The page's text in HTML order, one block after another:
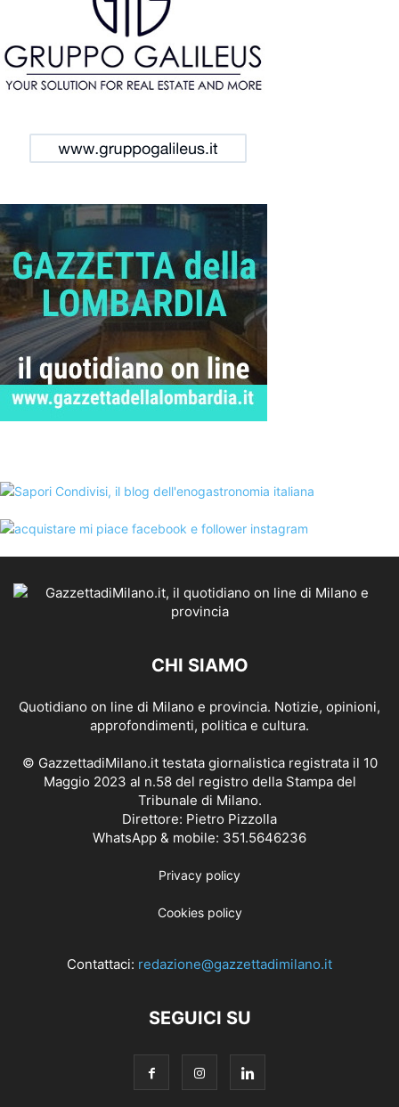
CHI SIAMO
Quotidiano on line di Milano e provincia. Notizie, opinioni,
approfondimenti, politica e cultura.
© GazzettadiMilano.it testata giornalistica registrata il 10
Maggio 2023 al n.58 del registro della Stampa del
Tribunale di Milano.
Direttore: Pietro Pizzolla
WhatsApp & mobile: 351.5646236
Privacy policy
Cookies policy
Contattaci: redazione@gazzettadimilano.it
SEGUICI SU